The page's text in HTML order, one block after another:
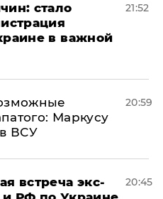
стало
в важной
21:52
Маркусу
ВСУ
20:59
встреча экс-
20:45